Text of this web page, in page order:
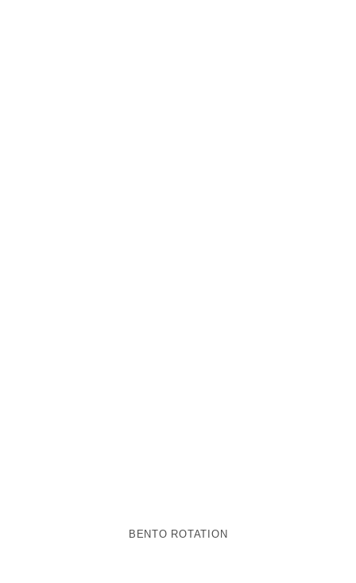
BENTO ROTATION